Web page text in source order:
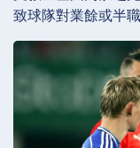
致球隊對業餘或半